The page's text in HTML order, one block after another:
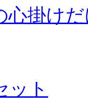
心掛け
ット